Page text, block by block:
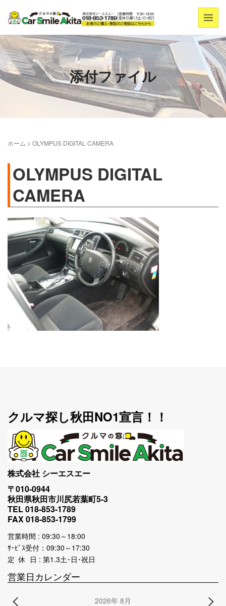
添付ファイル
ホーム > OLYMPUS DIGITAL CAMERA
OLYMPUS DIGITAL
CAMERA
クルマ探し秋田NO1宣言！！
株式会社 シーエスエー
〒010-0944
秋田県秋田市川尻若葉町5-3
TEL 018-853-1789
FAX 018-853-1799
営業時間 : 09:30～18:00
ｻｰﾋﾞｽ受付：09:30～17:30
定 休 日 : 第1.3土･日･祝日
営業日カレンダー
2026年 8月